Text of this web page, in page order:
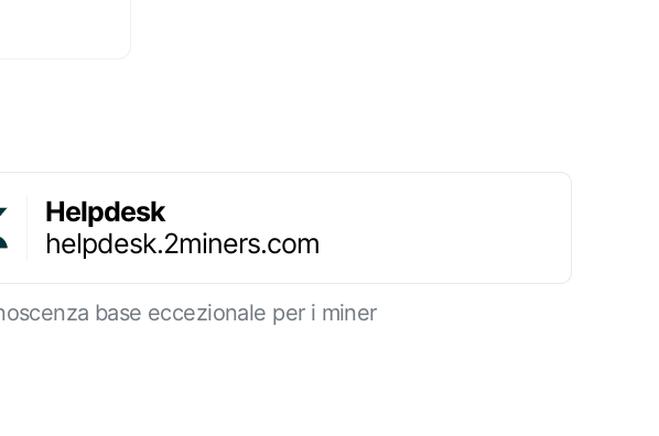
Helpdesk
helpdesk.2miners.com
base eccezionale per i miner